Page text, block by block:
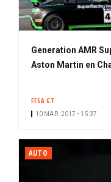
Generation AMR
Aston Martin en
FFSA GT
10 MAR. 2017 • 15:37
AUTO